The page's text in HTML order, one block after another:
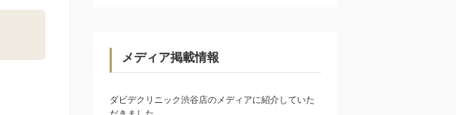
メディア掲載情報
ダビデクリニック渋谷店のメディアに紹介していた